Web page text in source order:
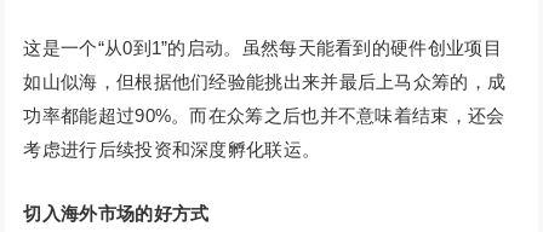
这是一个“从0到1”的启动。虽然每天能看到的硬件创业项目
如山似海，但根据他们经验能挑出来并最后上马众筹的，成
功率都能超过90%。而在众筹之后也并不意味着结束，还会
考虑进行后续投资和深度孵化联运。
切入海外市场的好方式